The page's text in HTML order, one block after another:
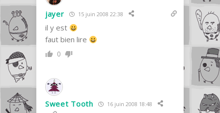
jayer 15 juin 2008 22:38
il y est
faut bien lire
0
Sweet Tooth 16 juin 2008 18:48